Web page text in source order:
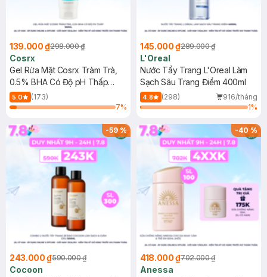
139.000 ₫298.000 ₫
Cosrx
Gel Rửa Mặt Cosrx Tràm Trà,
0.5% BHA Có Độ pH Thấp
150ml
5.0
(173)
7%
145.000 ₫289.000 ₫
L'Oreal
Nước Tẩy Trang L'Oreal Làm
Sạch Sâu Trang Điểm 400ml
4.8 (298)
916/tháng
1%
-59%
243.000 ₫590.000 ₫
Cocoon
-40%
418.000 ₫702.000 ₫
Anessa